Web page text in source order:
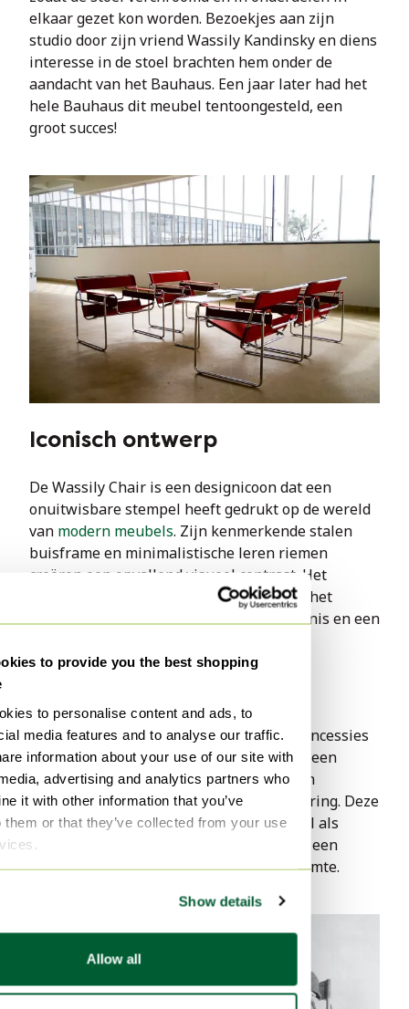
to provide you the best shopping
to personalise content and ads, to
media features and to analyse our traffic.
information about your use of our site with
advertising and analytics partners who
it with other information that you’ve
them or that they’ve collected from your use
Show details
Allow all
elkaar gezet kon worden. Bezoekjes aan zijn
studio door zijn vriend Wassily Kandinsky en diens
interesse in de stoel brachten hem onder de
aandacht van het Bauhaus. Een jaar later had het
hele Bauhaus dit meubel tentoongesteld, een
groot succes!
Iconisch ontwerp
De Wassily Chair is een designicoon dat een
onuitwisbare stempel heeft gedrukt op de wereld
van modern meubels. Zijn kenmerkende stalen
buisframe en minimalistische leren riemen
creëren een opvallend visueel contrast. Het
bezitten van een Wassily-stoel betekent het
bezitten van een stukje designgeschiedenis en een
Compromisloos comfort
De Wassily-stoel wordt geroemd om zijn
betoverende ontwerp, maar doet geen concessies
aan comfort. De leren riemen zijn niet alleen
visueel fascinerend, maar bieden ook een
comfortabele en ondersteunende zitervaring. Deze
stoel is ontworpen om net zo comfortabel als
visueel verbluffend te zijn, waardoor het een
veelzijdige aanvulling is op elke woonruimte.